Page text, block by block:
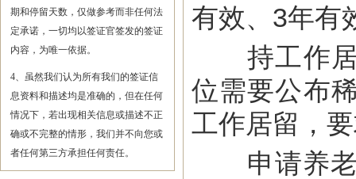
期和停留天数，仅做参考而非任何法
定承诺，一切均以签证官签发的签证
内容，为唯一依据。
4、虽然我们认为所有我们的签证信
息资料和描述均是准确的，但在任何
情况下，若出现相关信息或描述不正
确或不完整的情形，我们并不向您或
者任何第三方承担任何责任。
有效、3年有
持工作居
位需要公布
工作居留，
申请养老